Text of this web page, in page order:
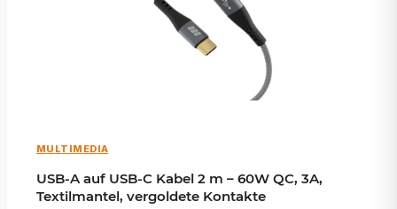
MULTIMEDIA
USB-A auf USB-C Kabel 2 m – 60W QC, 3A,
Textilmantel, vergoldete Kontakte